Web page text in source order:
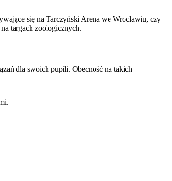
się na Tarczyński Arena we Wrocławiu, czy
targach zoologicznych.
dla swoich pupili. Obecność na takich